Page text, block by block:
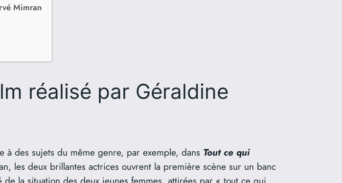
Mimran
réalisé par Géraldine
à des sujets du même genre, par exemple, dans Tout ce qui
les deux brillantes actrices ouvrent la première scène sur un banc